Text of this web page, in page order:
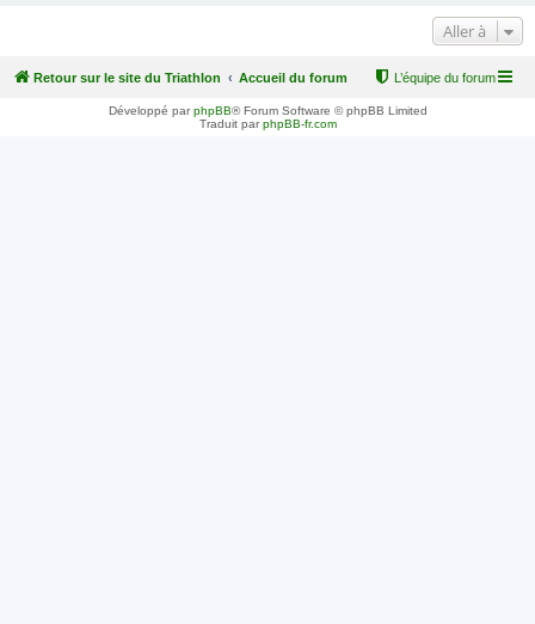
Aller à
Retour sur le site du Triathlon Accueil du forum L’équipe du forum
Développé parphpBB® Forum Software © phpBB Limited
Traduit parphpBB-fr.com